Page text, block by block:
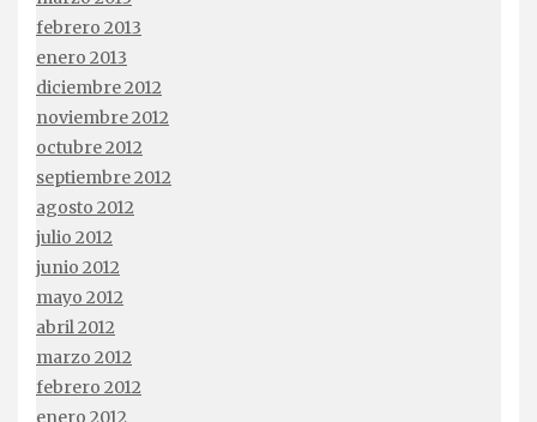
febrero 2013
enero 2013
diciembre 2012
noviembre 2012
octubre 2012
septiembre 2012
agosto 2012
julio 2012
junio 2012
mayo 2012
abril 2012
marzo 2012
febrero 2012
enero 2012